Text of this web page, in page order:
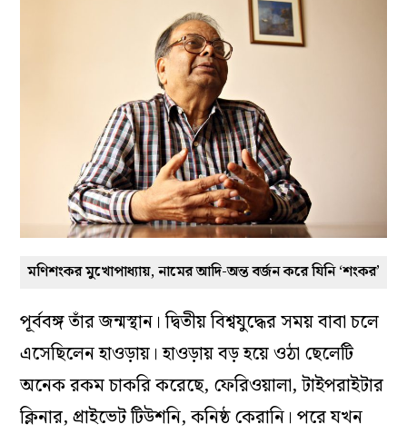
মণিশংকর মুখোপাধ্যায়, নামের আদি-অন্ত বর্জন করে যিনি ‘শংকর’
পূর্ববঙ্গ তাঁর জন্মস্থান। দ্বিতীয় বিশ্বযুদ্ধের সময় বাবা চলে
এসেছিলেন হাওড়ায়। হাওড়ায় বড় হয়ে ওঠা ছেলেটি
অনেক রকম চাকরি করেছে, ফেরিওয়ালা, টাইপরাইটার
ক্লিনার, প্রাইভেট টিউশনি, কনিষ্ঠ কেরানি। পরে যখন